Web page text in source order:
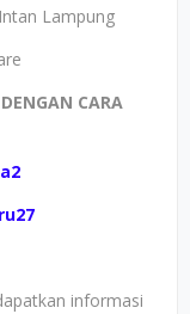
Lampung
CARA
informasi